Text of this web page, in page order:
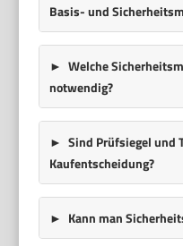
Basis- und
Welche
notwendig?
Sind Prüfsiegel und
Kaufentscheidung?
Kann man